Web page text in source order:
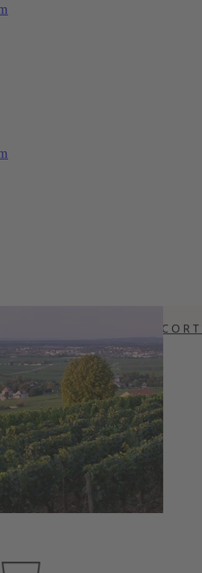
DEM BERÜHMTEN
LAGEN IM BURGUND